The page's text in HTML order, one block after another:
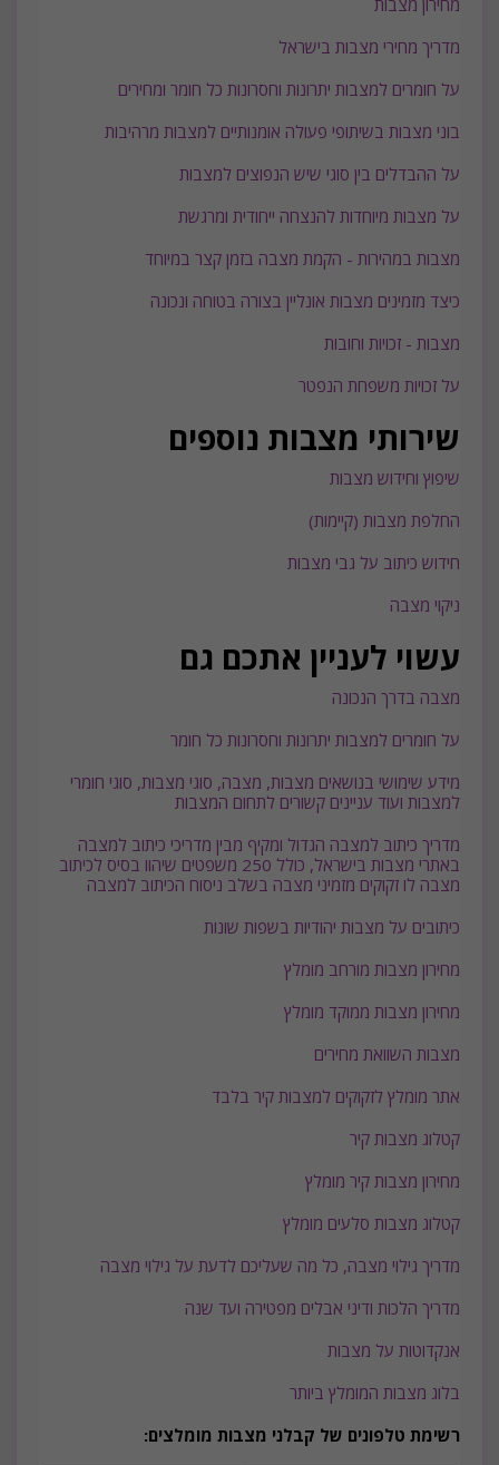
מדריך מחירי מצבות בישראל
על חומרים למצבות יתרונות וחסרונות כל חומר ומחירים
בוני מצבות בשיתופי פעולה אומנותיים למצבות מרהיבות
על ההבדלים בין סוגי שיש הנפוצים למצבות
על מצבות מיוחדות להנצחה ייחודית ומרגשת
מצבות במהירות - הקמת מצבה בזמן קצר במיוחד
כיצד מזמינים מצבות אונליין בצורה בטוחה ונכונה
מצבות - זכויות וחובות
על זכויות משפחת הנפטר
שירותי מצבות נוספים
שיפוץ וחידוש מצבות
החלפת מצבות (קיימות)
חידוש כיתוב על גבי מצבות
ניקוי מצבה
עשוי לעניין אתכם גם
מצבה בדרך הנכונה
על חומרים למצבות יתרונות וחסרונות כל חומר
מידע שימושי בנושאים מצבות, מצבה, סוגי מצבות, סוגי חומרי
למצבות ועוד עניינים קשורים לתחום המצבות
מדריך כיתוב למצבה הגדול ומקיף מבין מדריכי כיתוב למצבה
באתרי מצבות בישראל, כולל 250 משפטים שיהוו בסיס לכיתוב
מצבה לו זקוקים מזמיני מצבה בשלב ניסוח הכיתוב למצבה
כיתובים על מצבות יהודיות בשפות שונות
מחירון מצבות מורחב מומלץ
מחירון מצבות ממוקד מומלץ
מצבות השוואת מחירים
אתר מומלץ לזקוקים למצבות קיר בלבד
קטלוג מצבות קיר
מחירון מצבות קיר מומלץ
קטלוג מצבות סלעים מומלץ
מדריך גילוי מצבה, כל מה שעליכם לדעת על גילוי מצבה
מדריך הלכות ודיני אבלים מפטירה ועד שנה
אנקדוטות על מצבות
בלוג מצבות המומלץ ביותר
רשימת טלפונים של קבלני מצבות מומלצים: